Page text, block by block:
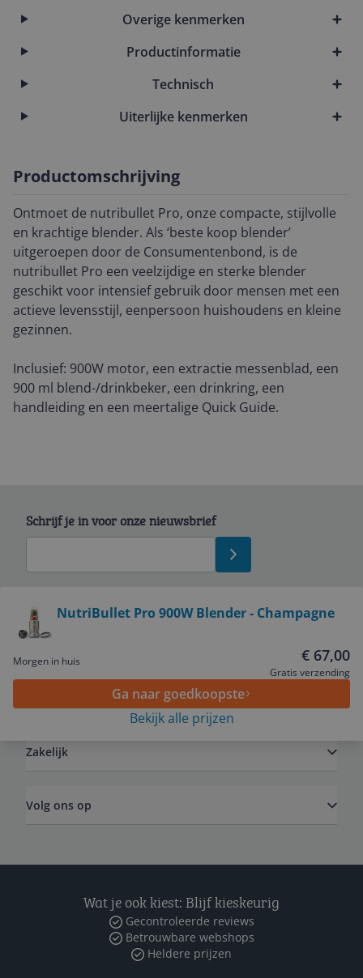
Overige kenmerken
Productinformatie
Technisch
Uiterlijke kenmerken
Productomschrijving
Ontmoet de nutribullet Pro, onze compacte, stijlvolle
en krachtige blender. Als ‘beste koop blender’
uitgeroepen door de Consumentenbond, is de
nutribullet Pro een veelzijdige en sterke blender
geschikt voor intensief gebruik door mensen met een
actieve levensstijl, eenpersoon huishoudens en kleine
gezinnen.
Inclusief: 900W motor, een extractie messenblad, een
900 ml blend-/drinkbeker, een drinkring, een
handleiding en een meertalige Quick Guide.
NutriBullet Pro 900W Blender - Champagne
Morgen in huis € 67,00
Gratis verzending
Ga naar goedkoopste
Bekijk alle prijzen
Schrijf je in voor onze nieuwsbrief
Zakelijk
Volg ons op
Wat je ook kiest: Blijf kieskeurig
Gecontroleerde reviews
Betrouwbare webshops
Heldere prijzen